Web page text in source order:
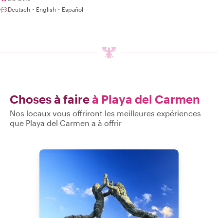
Deutsch・English・Español
Choses à faireà Playa del Carmen
Nos locaux vous offriront les meilleures expériences
que Playa del Carmen a à offrir